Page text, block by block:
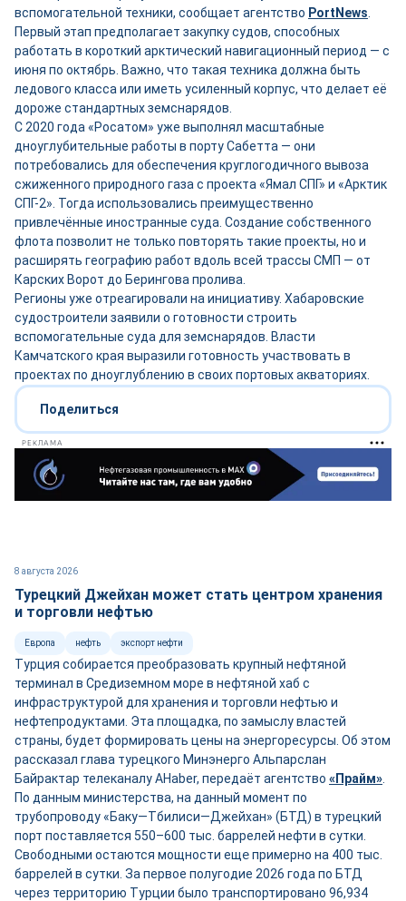
вспомогательной техники, сообщает агентство PortNews
Первый этап предполагает закупку судов, способных
работать в короткий арктический навигационный период — с
июня по октябрь. Важно, что такая техника должна быть
ледового класса или иметь усиленный корпус, что делает её
дороже стандартных земснарядов.
С 2020 года «Росатом» уже выполнял масштабные
дноуглубительные работы в порту Сабетта — они
потребовались для обеспечения круглогодичного вывоза
сжиженного природного газа с проекта «Ямал СПГ» и «Арктик
СПГ-2». Тогда использовались преимущественно
привлечённые иностранные суда. Создание собственного
флота позволит не только повторять такие проекты, но и
расширять географию работ вдоль всей трассы СМП — от
Карских Ворот до Берингова пролива.
Регионы уже отреагировали на инициативу. Хабаровские
судостроители заявили о готовности строить
вспомогательные суда для земснарядов. Власти
Камчатского края выразили готовность участвовать в
проектах по дноуглублению в своих портовых акваториях.
Поделиться
РЕКЛАМА
8 августа 2026
Турецкий Джейхан может стать центром хранения
и торговли нефтью
Европа нефть экспорт нефти
Турция собирается преобразовать крупный нефтяной
терминал в Средиземном море в нефтяной хаб с
инфраструктурой для хранения и торговли нефтью и
нефтепродуктами. Эта площадка, по замыслу властей
страны, будет формировать цены на энергоресурсы. Об этом
рассказал глава турецкого Минэнерго Альпарслан
Байрактар телеканалу AHaber, передаёт агентство «Прайм»
По данным министерства, на данный момент по
трубопроводу «Баку—Тбилиси—Джейхан» (БТД) в турецкий
порт поставляется 550–600 тыс. баррелей нефти в сутки.
Свободными остаются мощности ещепримерно на 400 тыс.
баррелей в сутки. За первое полугодие 2026 года по БТД
через территорию Турции было транспортировано 96,934